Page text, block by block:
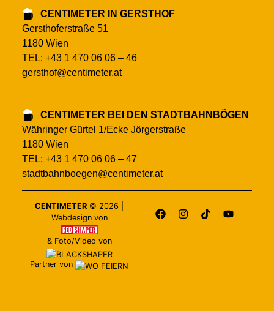
CENTIMETER IN GERSTHOF
Gersthoferstraße 51
1180 Wien
TEL: +43 1 470 06 06 – 46
gersthof@centimeter.at
CENTIMETER BEI DEN STADTBAHNBÖGEN
Währinger Gürtel 1/Ecke Jörgerstraße
1180 Wien
TEL: +43 1 470 06 06 – 47
stadtbahnboegen@centimeter.at
CENTIMETER © 2026
Webdesign von
& Foto/Video von
Partner von